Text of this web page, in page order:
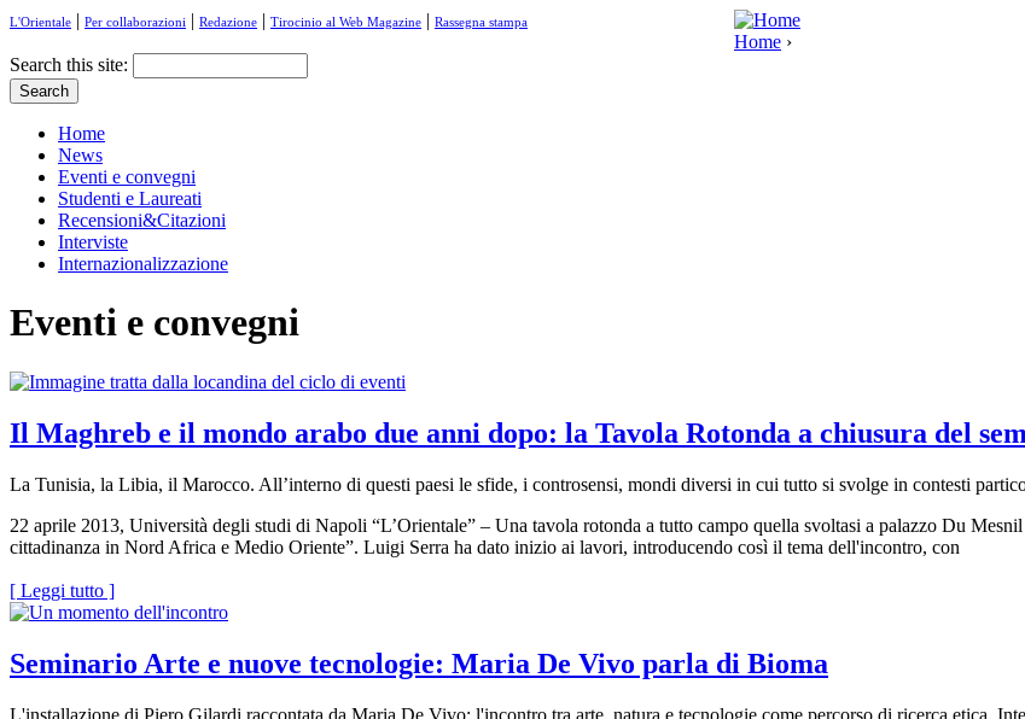
L'Orientale | Per collaborazioni | Redazione | Tirocinio al Web Magazine | Rassegna stampa
Home ›
Search this site:
Home
News
Eventi e convegni
Studenti e Laureati
Recensioni&Citazioni
Interviste
Internazionalizzazione
Eventi e convegni
Il Maghreb e il mondo arabo due anni dopo: la Tavola Rotonda a chiusura del
La Tunisia, la Libia, il Marocco. All’interno di questi paesi le sfide, i controsensi, mondi diversi in cui tutto si svolge in contesti
22 aprile 2013, Università degli studi di Napoli “L’Orientale” – Una tavola rotonda a tutto campo quella svoltasi a palazzo Du
cittadinanza in Nord Africa e Medio Oriente”. Luigi Serra ha dato inizio ai lavori, introducendo così il tema dell'incontro, con
[ Leggi tutto ]
Seminario Arte e nuove tecnologie: Maria De Vivo parla di Bioma
L'installazione di Piero Gilardi raccontata da Maria De Vivo: l'incontro tra arte, natura e tecnologie come percorso di ricerca etica.